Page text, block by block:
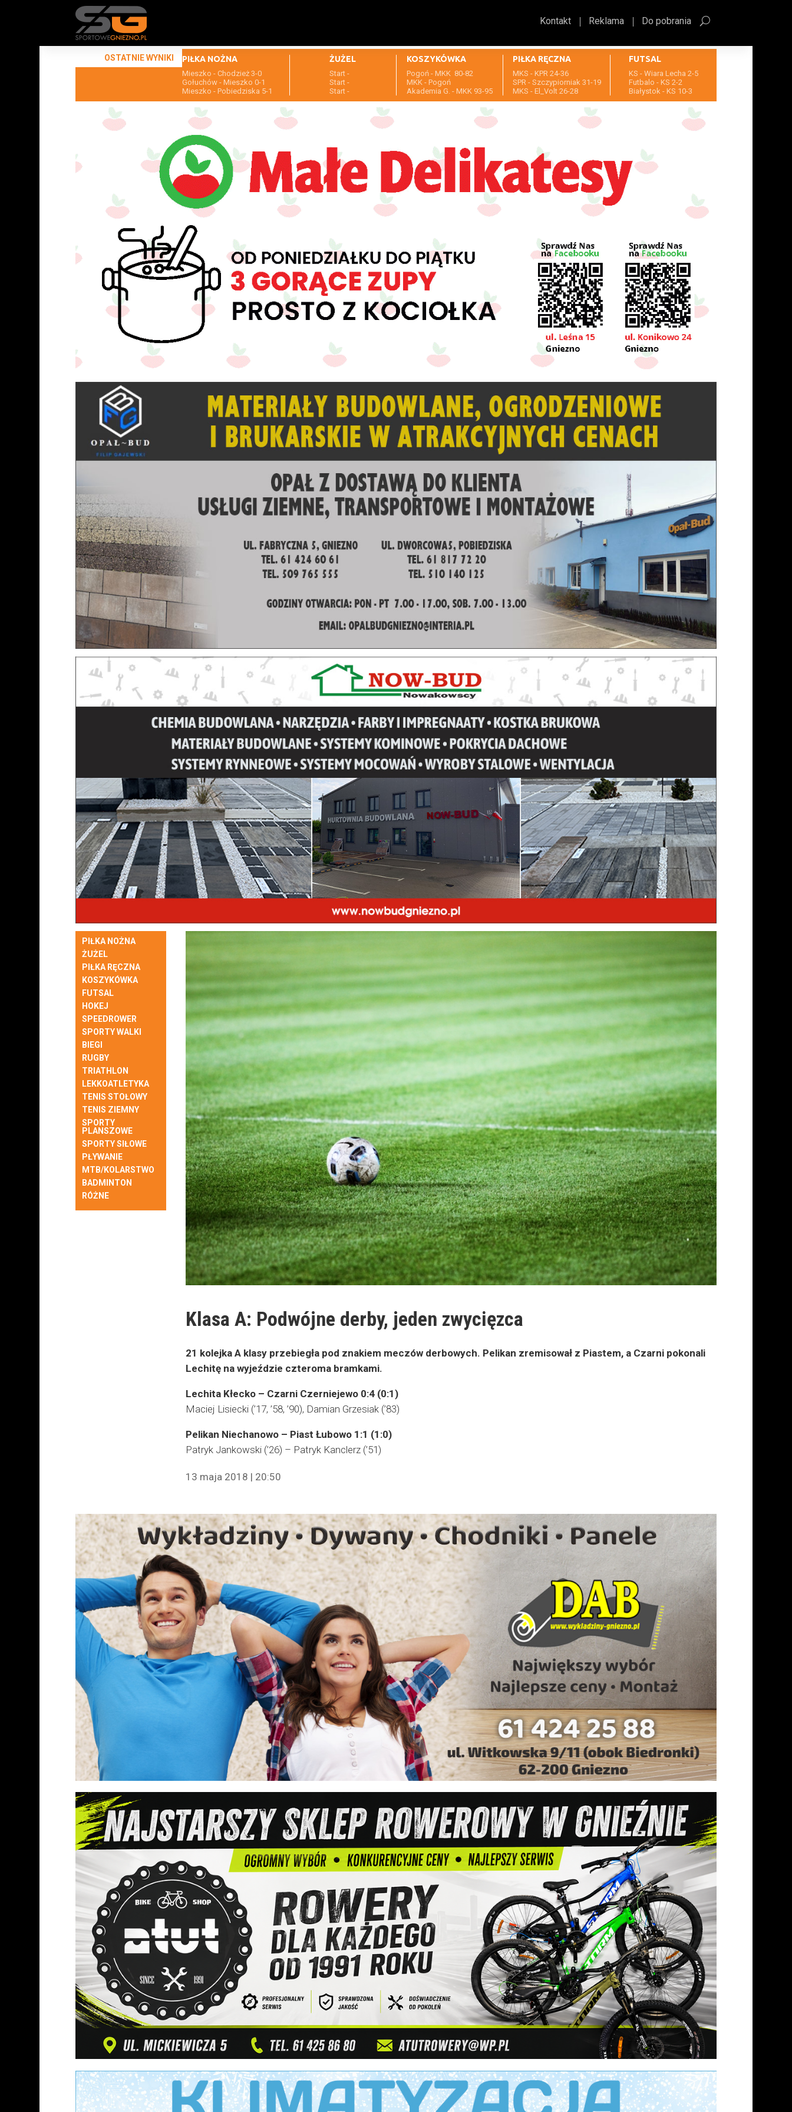
Kontakt Reklama Do pobrania
OSTATNIE WYNIKI PIŁKA NOŻNA
Mieszko - Chodzież 3-0
Gołuchów - Mieszko 0-1
Mieszko - Pobiedziska 5-1
ŻUŻEL
Start -
Start -
Start -
KOSZYKÓWKA
Pogoń - MKK 80-82
MKK - Pogoń
Akademia G. - MKK 93-95
PIŁKA RĘCZNA
MKS - KPR 24-36
SPR - Szczypiorniak 31-19
MKS - El_Volt 26-28
FUTSAL
KS - Wiara Lecha 2-5
Futbalo - KS 2-2
Białystok - KS 10-3
PIŁKA NOŻNA
ŻUŻEL
PIŁKA RĘCZNA
KOSZYKÓWKA
FUTSAL
HOKEJ
SPEEDROWER
SPORTY WALKI
BIEGI
RUGBY
TRIATHLON
LEKKOATLETYKA
TENIS STOŁOWY
TENIS ZIEMNY
SPORTY
PLANSZOWE
SPORTY SIŁOWE
PŁYWANIE
MTB/KOLARSTWO
BADMINTON
RÓŻNE
Klasa A: Podwójne derby, jeden zwycięzca
21 kolejka A klasy przebiegła pod znakiem meczów derbowych. Pelikan zremisował z Piastem, a Czarni pokonali
Lechitę na wyjeździe czteroma bramkami.
Lechita Kłecko – Czarni Czerniejewo 0:4 (0:1)
Maciej Lisiecki (’17, ’58, ’90), Damian Grzesiak (’83)
Pelikan Niechanowo – Piast Łubowo 1:1 (1:0)
Patryk Jankowski (’26) – Patryk Kanclerz (’51)
13 maja 2018 | 20:50